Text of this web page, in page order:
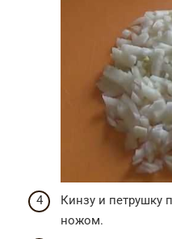
Кинзу и петрушку
ножом.